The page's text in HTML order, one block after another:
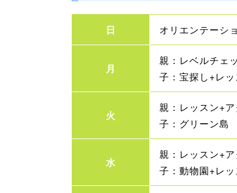
日 オリエンテーシ
月
親：レベルチェ
子：宝探し+レッ
火
親：レッスン+ア
子：グリーン島
水
親：レッスン+ア
子：動物園+レッ